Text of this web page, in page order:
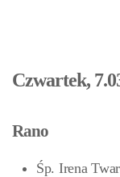
Czwartek,
Rano
Śp. Irena